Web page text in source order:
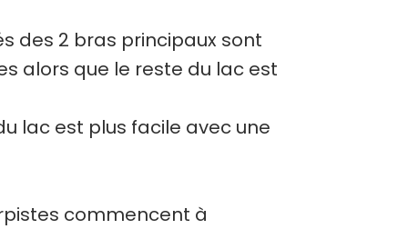
des 2 bras principaux sont
alors que le reste du lac est
lac est plus facile avec une
commencent à